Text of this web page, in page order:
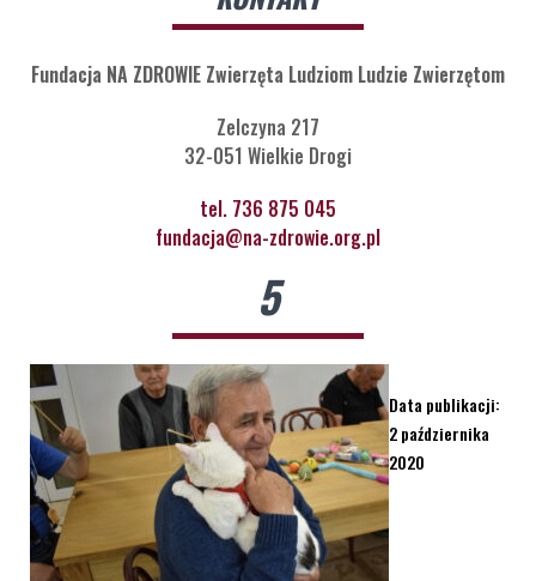
Fundacja NA ZDROWIE Zwierzęta Ludziom Ludzie Zwierzętom
Zelczyna 217
32-051 Wielkie Drogi
tel. 736 875 045
fundacja@na-zdrowie.org.pl
5
Data publikacji:
2 października
2020